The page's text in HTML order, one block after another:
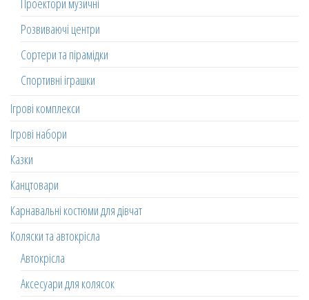
Проектори музичні
Розвиваючі центри
Сортери та пірамідки
Спортивні іграшки
Ігрові комплекси
Ігрові набори
Казки
Канцтовари
Карнавальні костюми для дівчат
Коляски та автокрісла
Автокрісла
Аксесуари для колясок